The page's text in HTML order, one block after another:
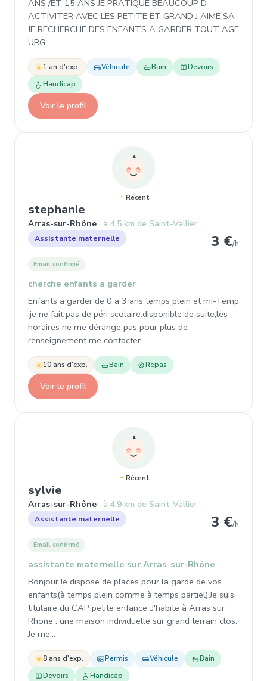
ANS /ET 15 ANS JE PRATIQUE BEAUCOUP D
ACTIVITER AVEC LES PETITE ET GRAND J AIME SA
JE RECHERCHE DES ENFANTS A GARDER TOUT AGE
URG…
1 an d'exp. Véhicule Bain
Devoirs
Handicap
Voir le profil
Récent
stephanie
Arras-sur-Rhône à 4,5 km de Saint-Vallier
Assistante maternelle 3 €/h
Email confirmé
cherche enfants a garder
Enfants a garder de 0 a 3 ans temps plein et mi-Temp
,je ne fait pas de péri scolaire.disponible de suite,les
horaires ne me dérange pas pour plus de
renseignement me contacter
10 ans d'exp. Bain Repas
Voir le profil
Récent
sylvie
Arras-sur-Rhône à 4,9 km de Saint-Vallier
Assistante maternelle 3 €/h
Email confirmé
assistante maternelle sur Arras-sur-Rhône
Bonjour.Je dispose de places pour la garde de vos
enfants(à temps plein comme à temps partiel).Je suis
titulaire du CAP petite enfance .J'habite à Arras sur
Rhone : une maison individuelle sur grand terrain clos.
Je me…
8 ans d'exp. Permis Véhicule
Bain
Devoirs
Handicap